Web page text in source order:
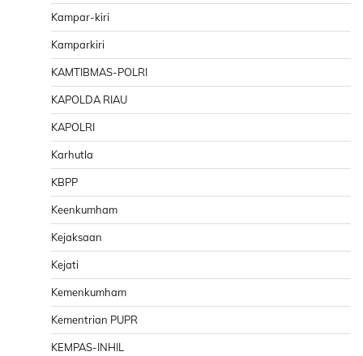
Kampar-kiri
Kamparkiri
KAMTIBMAS-POLRI
KAPOLDA RIAU
KAPOLRI
Karhutla
KBPP
Keenkumham
Kejaksaan
Kejati
Kemenkumham
Kementrian PUPR
KEMPAS-INHIL